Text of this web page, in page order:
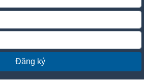
Đăng ký